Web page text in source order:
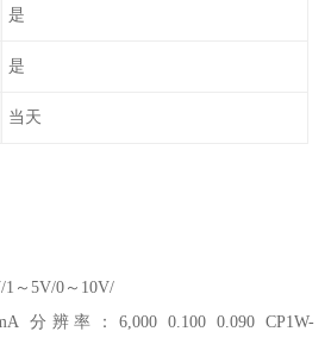
是
是
当天
～5V/0～10V/
分辨率：6,000 0.100 0.090 CP1W-